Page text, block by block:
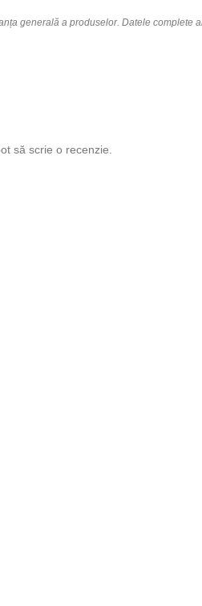
generală a produselor. Datele complete
să scrie o recenzie.